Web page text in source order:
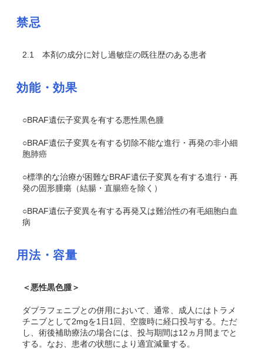
禁忌
2.1 本剤の成分に対し過敏症の既往歴のある患者
効能・効果
○BRAF遺伝子変異を有する悪性黒色腫
○BRAF遺伝子変異を有する切除不能な進行・再発の非小細
胞肺癌
○標準的な治療が困難なBRAF遺伝子変異を有する進行・再
発の固形腫瘍（結腸・直腸癌を除く）
○BRAF遺伝子変異を有する再発又は難治性の有毛細胞白血
病
用法・容量
＜悪性黒色腫＞
ダブラフェニブとの併用において、通常、成人にはトラメ
チニブとして2mgを1日1回、空腹時に経口投与する。ただ
し、術後補助療法の場合には、投与期間は12ヵ月間までと
する。なお、患者の状態により適宜減量する。